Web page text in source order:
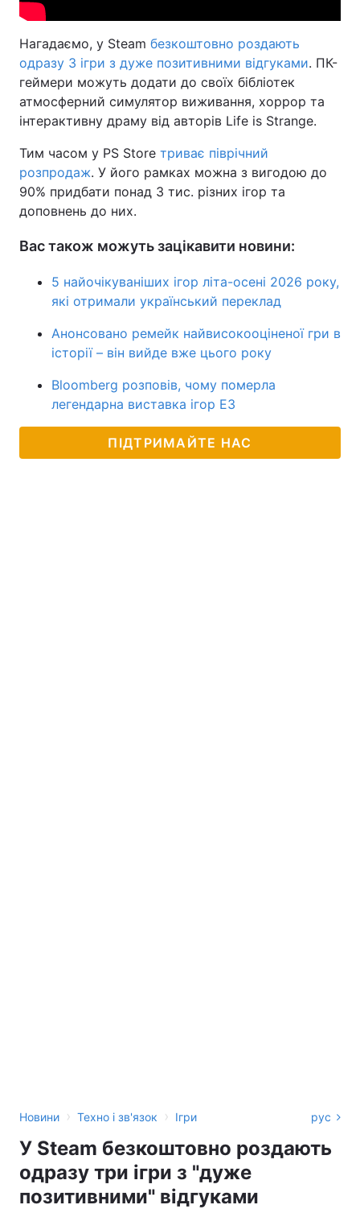
Нагадаємо, у Steam безкоштовно роздають
одразу 3 ігри з дуже позитивними відгуками. ПК-
геймери можуть додати до своїх бібліотек
атмосферний симулятор виживання, хоррор та
інтерактивну драму від авторів Life is Strange.
Тим часом у PS Store триває піврічний
розпродаж. У його рамках можна з вигодою до
90% придбати понад 3 тис. різних ігор та
доповнень до них.
Вас також можуть зацікавити новини:
5 найочікуваніших ігор літа-осені 2026 року,
які отримали український переклад
Анонсовано ремейк найвисокооціненої гри в
історії – він вийде вже цього року
Bloomberg розповів, чому померла
легендарна виставка ігор E3
ПІДТРИМАЙТЕ НАС
Новини › Техно і зв'язок › Ігри рус
У Steam безкоштовно роздають
одразу три ігри з "дуже
позитивними" відгуками